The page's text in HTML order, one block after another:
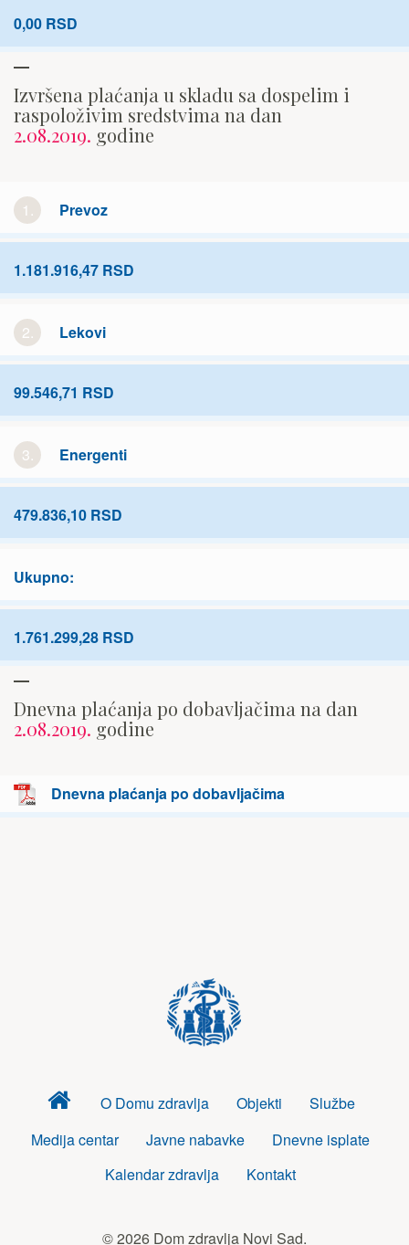
0,00 RSD
Izvršena plaćanja u skladu sa dospelim i
raspoloživim sredstvima na dan
2.08.2019. godine
1. Prevoz
1.181.916,47 RSD
2. Lekovi
99.546,71 RSD
3. Energenti
479.836,10 RSD
Ukupno:
1.761.299,28 RSD
Dnevna plaćanja po dobavljačima na dan
2.08.2019. godine
Dnevna plaćanja po dobavljačima
Dom
zdravlja
O Domu zdravlja Objekti
Službe
Medija centar
Javne nabavke
Dnevne isplate
Kalendar zdravlja
Kontakt
© 2026 Dom zdravlja Novi Sad.